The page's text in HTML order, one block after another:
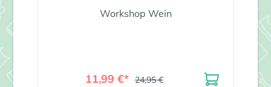
Workshop Wein
11,99 €* 24,95 €